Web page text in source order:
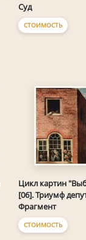
Суд
СТОИМОСТЬ
Цикл картин
[06]. Триумф
Фрагмент
СТОИМОСТЬ